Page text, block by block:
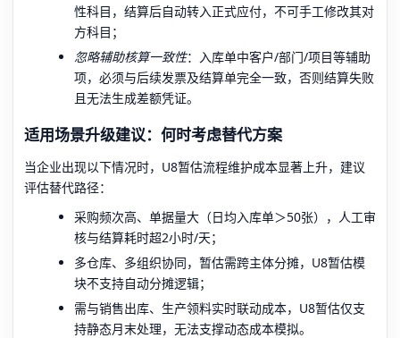
性科目，结算后自动转入正式应付，不可手工修改其对
方科目；
忽略辅助核算一致性：入库单中客户/部门/项目等辅助
项，必须与后续发票及结算单完全一致，否则结算失败
且无法生成差额凭证。
适用场景升级建议：何时考虑替代方案
当企业出现以下情况时，U8暂估流程维护成本显著上升，建议
评估替代路径：
采购频次高、单据量大（日均入库单＞50张），人工审
核与结算耗时超2小时/天；
多仓库、多组织协同，暂估需跨主体分摊，U8暂估模
块不支持自动分摊逻辑；
需与销售出库、生产领料实时联动成本，U8暂估仅支
持静态月末处理，无法支撑动态成本模拟。